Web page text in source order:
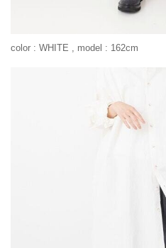
color : WHITE , model : 162cm